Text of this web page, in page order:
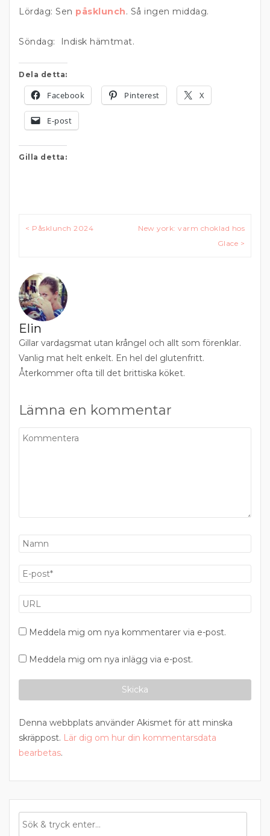
Lördag: Sen påsklunch. Så ingen middag.
Söndag: Indisk hämtmat.
Dela detta:
Facebook Pinterest X
E-post
Gilla detta:
Inläggsnavigering
< Påsklunch 2024
New york: varm choklad hos
Glace >
Elin
Gillar vardagsmat utan krångel och allt som förenklar.
Vanlig mat helt enkelt. En hel del glutenfritt.
Återkommer ofta till det brittiska köket.
Lämna en kommentar
Meddela mig om nya kommentarer via e-post.
Meddela mig om nya inlägg via e-post.
Denna webbplats använder Akismet för att minska
skräppost. Lär dig om hur din kommentarsdata
bearbetas.